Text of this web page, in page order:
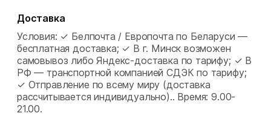
Доставка
Условия: ✓ Белпочта / Европочта по Беларуси —
бесплатная доставка; ✓ В г. Минск возможен
самовывоз либо Яндекс-доставка по тарифу; ✓ В
РФ — транспортной компанией СДЭК по тарифу;
✓ Отправление по всему миру (доставка
рассчитывается индивидуально).. Время: 9.00-
21.00.